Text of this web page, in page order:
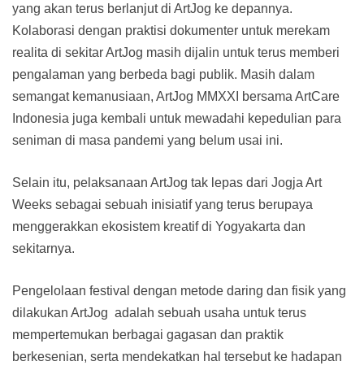
yang akan terus berlanjut di ArtJog ke depannya.
Kolaborasi dengan praktisi dokumenter untuk merekam
realita di sekitar ArtJog masih dijalin untuk terus memberi
pengalaman yang berbeda bagi publik. Masih dalam
semangat kemanusiaan, ArtJog MMXXI bersama ArtCare
Indonesia juga kembali untuk mewadahi kepedulian para
seniman di masa pandemi yang belum usai ini.
Selain itu, pelaksanaan ArtJog tak lepas dari Jogja Art
Weeks sebagai sebuah inisiatif yang terus berupaya
menggerakkan ekosistem kreatif di Yogyakarta dan
sekitarnya.
Pengelolaan festival dengan metode daring dan fisik yang
dilakukan ArtJog adalah sebuah usaha untuk terus
mempertemukan berbagai gagasan dan praktik
berkesenian, serta mendekatkan hal tersebut ke hadapan